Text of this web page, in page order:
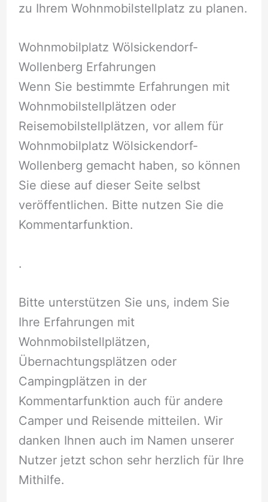
zu Ihrem Wohnmobilstellplatz zu planen.
Wohnmobilplatz Wölsickendorf-
Wollenberg Erfahrungen
Wenn Sie bestimmte Erfahrungen mit
Wohnmobilstellplätzen oder
Reisemobilstellplätzen, vor allem für
Wohnmobilplatz Wölsickendorf-
Wollenberg gemacht haben, so können
Sie diese auf dieser Seite selbst
veröffentlichen. Bitte nutzen Sie die
Kommentarfunktion.
.
Bitte unterstützen Sie uns, indem Sie
Ihre Erfahrungen mit
Wohnmobilstellplätzen,
Übernachtungsplätzen oder
Campingplätzen in der
Kommentarfunktion auch für andere
Camper und Reisende mitteilen. Wir
danken Ihnen auch im Namen unserer
Nutzer jetzt schon sehr herzlich für Ihre
Mithilfe.